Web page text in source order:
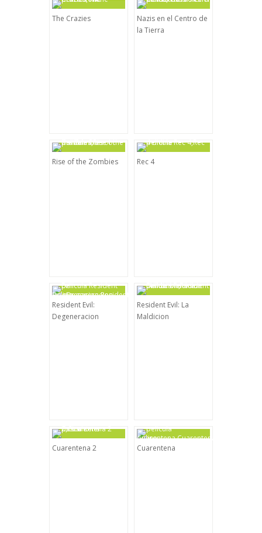
The Crazies
Nazis en el Centro de
la Tierra
Rise of the Zombies Rec 4
Resident Evil:
Degeneracion
Resident Evil: La
Maldicion
Cuarentena 2 Cuarentena